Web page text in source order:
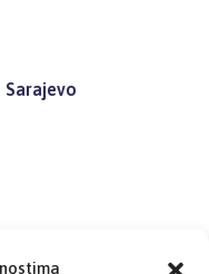
Sarajevo